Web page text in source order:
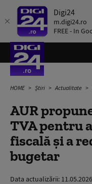
Digi24
m.digi24.ro
FREE - In
HOME Știri Actualitate
AUR
TVA pentru
fiscală şi a
bugetar
Data actualizării: